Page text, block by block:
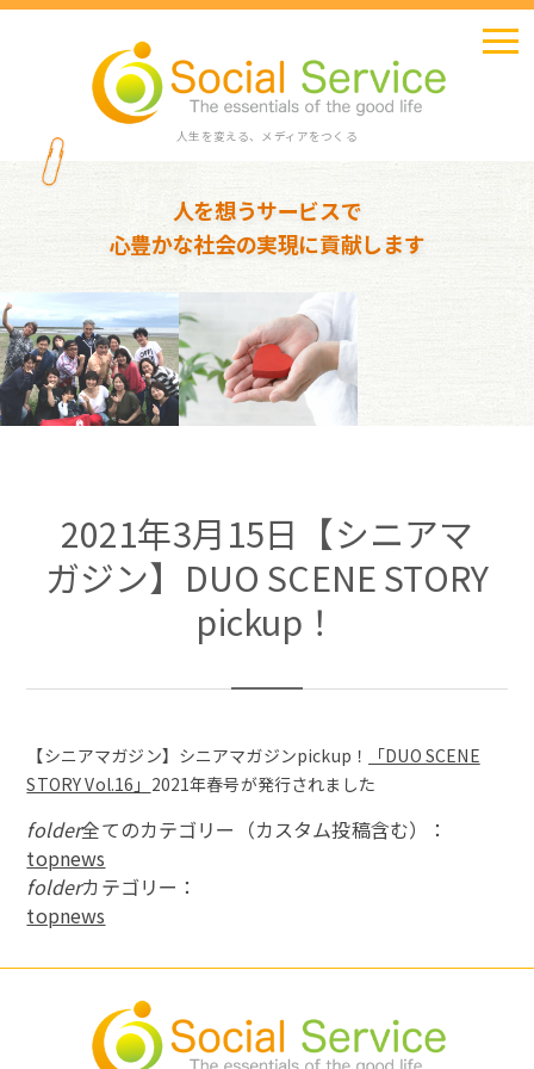
人生を変える、メディアをつくる
人を想うサービスで
心豊かな社会の実現に貢献します
2021年3月15日【シニアマ
ガジン】DUO SCENE STORY
pickup！
【シニアマガジン】シニアマガジンpickup！
「DUO SCENE
STORY Vol.16」 2021年春号が発行されました
folder全てのカテゴリー（カスタム投稿含む）：
topnews
folderカテゴリー：
topnews